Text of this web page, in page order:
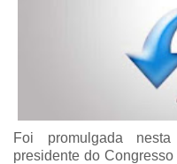
Foi promulgada
presidente do